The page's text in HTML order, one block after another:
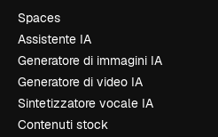
Spaces
Assistente IA
Generatore di immagini IA
Generatore di video IA
Sintetizzatore vocale IA
Contenuti stock